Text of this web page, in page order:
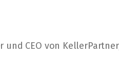
und CEO von